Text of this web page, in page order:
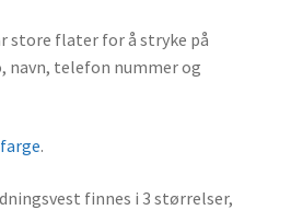
store flater for å stryke på
navn, telefon nummer og
.
finnes i 3 størrelser,